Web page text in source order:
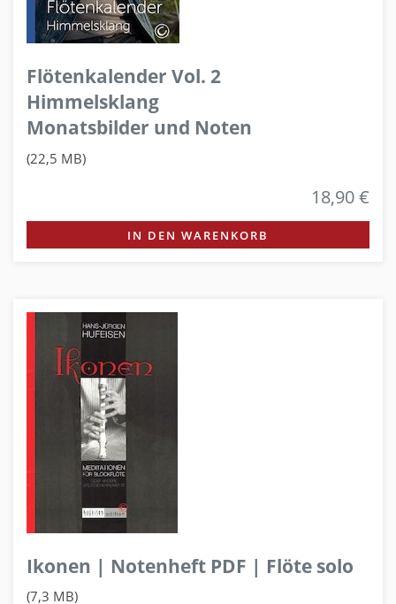
Flötenkalender Vol. 2
Himmelsklang
Monatsbilder und Noten
(22,5 MB)
18,90 €
IN DEN WARENKORB
Ikonen | Notenheft PDF | Flöte solo
(7,3 MB)